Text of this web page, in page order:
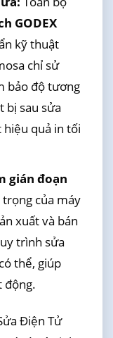
GODEX
kỹ thuật
chỉ sử
bảo độ tương
bị sau sửa
hiệu quả in tối
gián đoạn
của máy
xuất và bán
trình sửa
thể, giúp
động.
Điện Tử